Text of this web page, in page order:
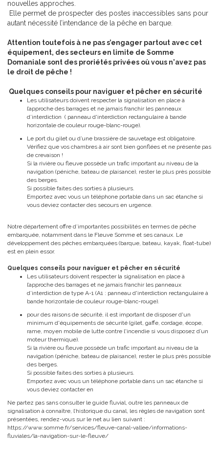
nouvelles approches.
Elle permet de prospecter des postes inaccessibles sans pour
autant nécessité l’intendance de la pêche en barque.
Attention toutefois à ne pas s’engager partout avec cet
équipement, des secteurs en limite de Somme
Domaniale sont des proriétés privées où vous n'avez pas
le droit de pêche !
Quelques conseils pour naviguer et pêcher en sécurité
Les utilisateurs doivent respecter la signalisation en place à
l’approche des barrages et ne jamais franchir les panneaux
d’interdiction ( panneau d'interdiction rectangulaire à bande
horizontale de couleur rouge-blanc-rouge).
Le port du gilet ou d’une brassière de sauvetage est obligatoire.
Vérifiez que vos chambres à air sont bien gonflées et ne présente pas
de crevaison !
Si la rivière ou fleuve possède un trafic important au niveau de la
navigation (péniche, bateau de plaisance), rester le plus près possible
des berges.
Si possible faites des sorties à plusieurs.
Emportez avec vous un téléphone portable dans un sac étanche si
vous deviez contacter des secours en urgence.
Notre département offre d’importantes possibilités en termes de pêche
embarquée, notamment dans le Fleuve Somme et ses canaux. Le
développement des pêches embarquées (barque, bateau, kayak, float-tube)
est en plein essor.
Quelques conseils pour naviguer et pêcher en sécurité
Les utilisateurs doivent respecter la signalisation en place à
l’approche des barrages et ne jamais franchir les panneaux
d’interdiction de type A-1 (A1 : panneau d'interdiction rectangulaire à
bande horizontale de couleur rouge-blanc-rouge).
pour des raisons de sécurité, il est important de disposer d'un
minimum d'équipements de sécurité (gilet, gaffe, cordage, écope,
rame, moyen mobile de lutte contre l'incendie si vous disposez d’un
moteur thermique).
Si la rivière ou fleuve possède un trafic important au niveau de la
navigation (péniche, bateau de plaisance), rester le plus près possible
des berges.
Si possible faites des sorties à plusieurs.
Emportez avec vous un téléphone portable dans un sac étanche si
vous deviez contacter en
Ne partez pas sans consulter le guide fluvial, outre les panneaux de
signalisation à connaître, l’historique du canal, les règles de navigation sont
présentées, rendez-vous sur le net au lien suivant :
https://www.somme.fr/services/fleuve-canal-vallee/informations-
fluviales/la-navigation-sur-le-fleuve/